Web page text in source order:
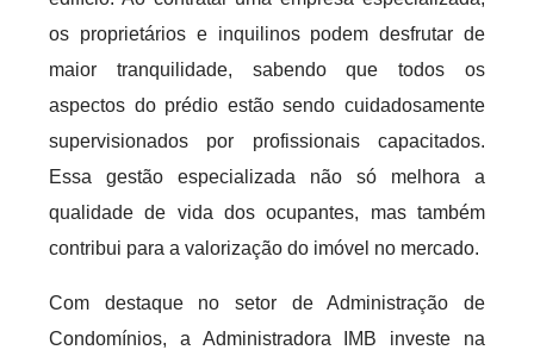
os proprietários e inquilinos podem desfrutar de
maior tranquilidade, sabendo que todos os
aspectos do prédio estão sendo cuidadosamente
supervisionados por profissionais capacitados.
Essa gestão especializada não só melhora a
qualidade de vida dos ocupantes, mas também
contribui para a valorização do imóvel no mercado.
Com destaque no setor de Administração de
Condomínios, a Administradora IMB investe na